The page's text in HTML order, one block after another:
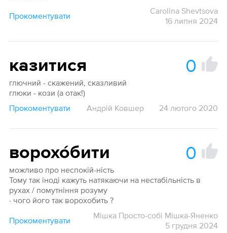
Прокоментувати
Carolina Shevtsova
16 липня 2024
казитися 0
глючний - скажений, сказливий
глюки - кози (а отак!)
Прокоментувати
Андрій Ковшер 24 лютого 2020
ворохо́бити 0
можливо про неспокій-ність
Тому так іноді кажуть натякаючи на нестабільність в
рухах / помутніння розуму
· чого його так ворохобить ?
Прокоментувати
Мішка Просто-собі Мішка-Яненко
5 грудня 2024